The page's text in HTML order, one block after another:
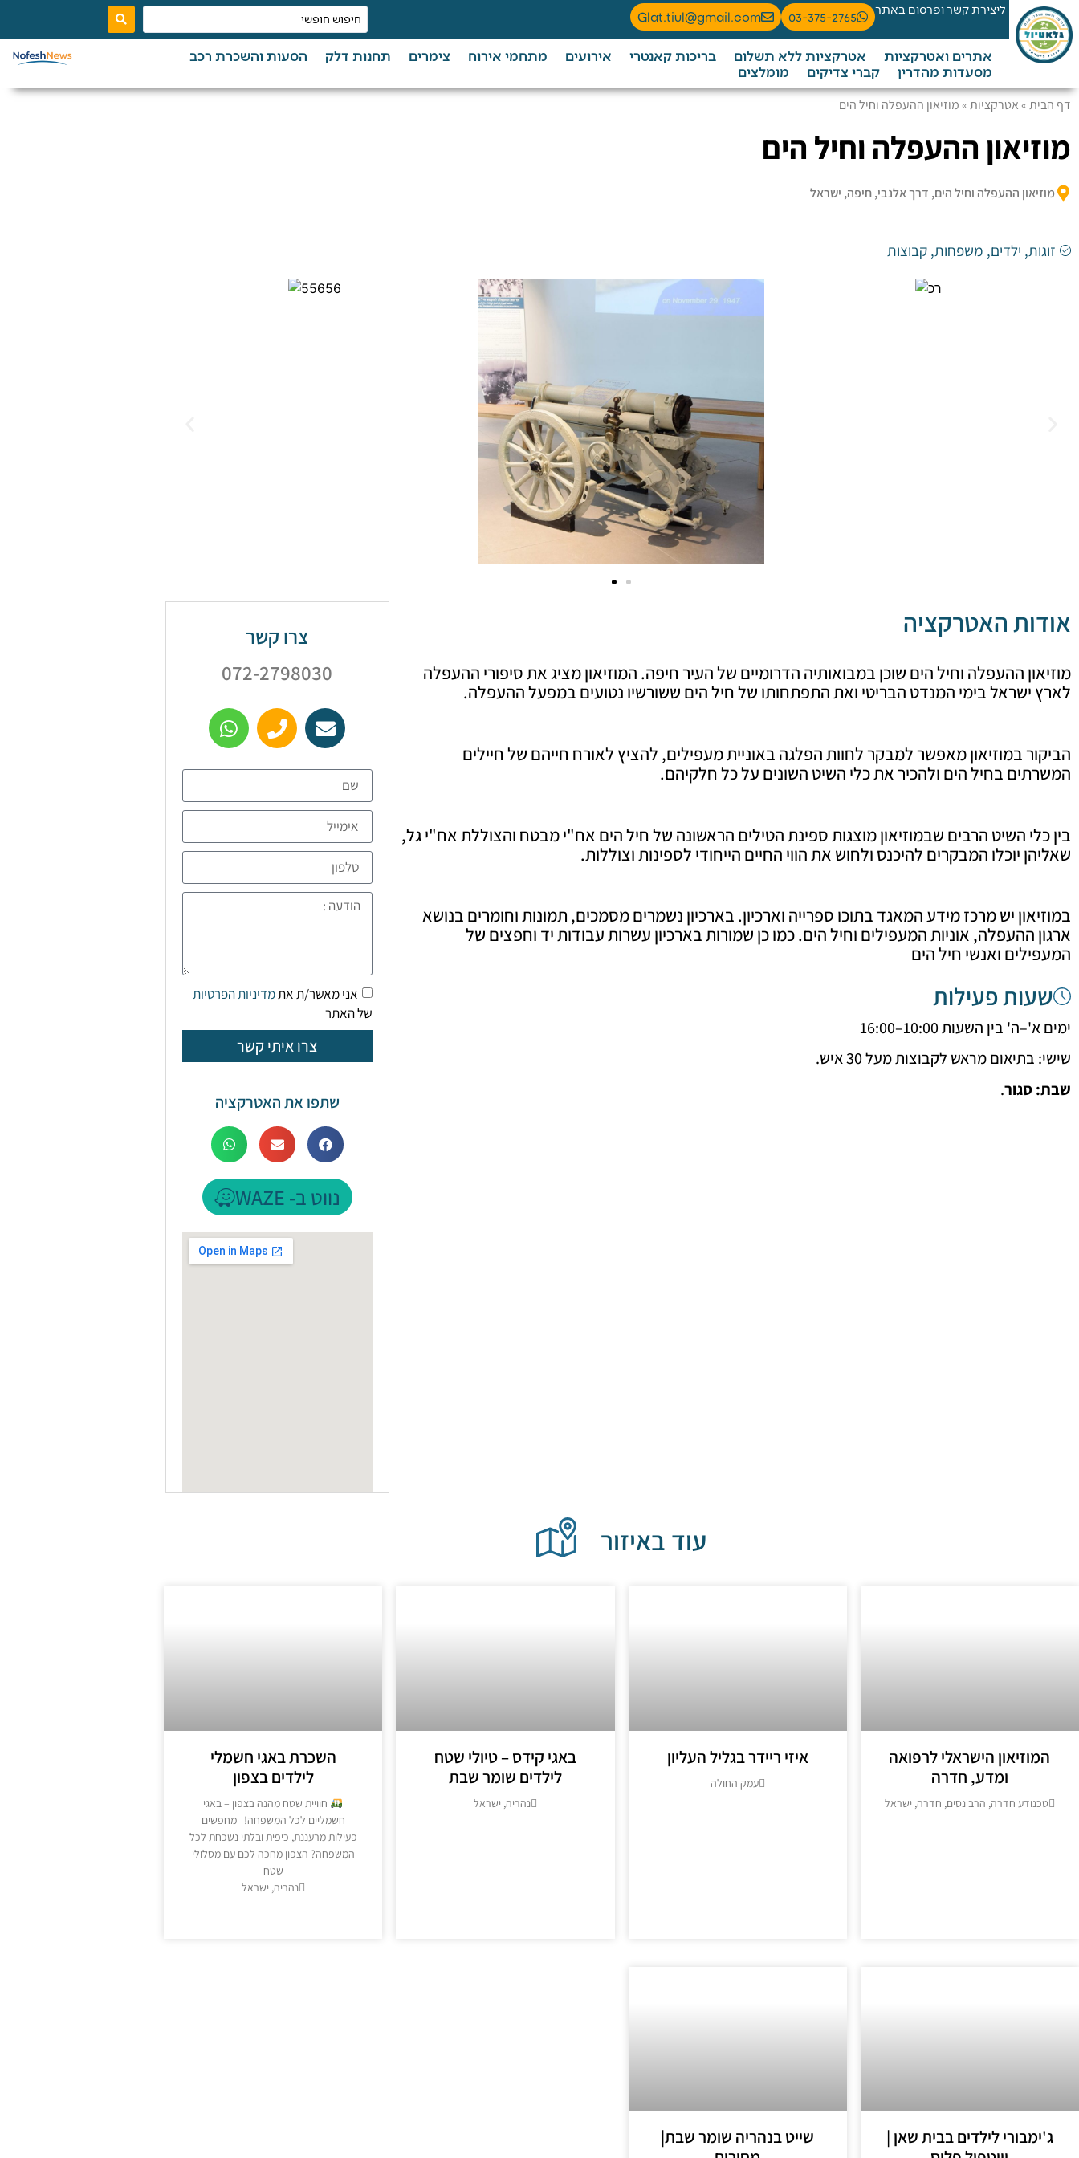
ליצירת קשר ופרסום באתר 03-375-2765
Glat.tiul@gmail.com
אתרים ואטרקציות אטרקציות ללא תשלום בריכות קאנטרי אירועים מתחמי אירוח צימרים תחנות דלק
הסעות והשכרת רכב
מסעדות מהדרין
קברי צדיקים מומלצים
דף הבית»אטרקציות»מוזיאון ההעפלה וחיל הים
מוזיאון ההעפלה וחיל הים
מוזיאון ההעפלה וחיל הים, דרך אלנבי, חיפה, ישראל
זוגות, ילדים, משפחות, קבוצות
אודות האטרקציה
מוזיאון ההעפלה וחיל הים שוכן במבואותיה הדרומיים של העיר חיפה. המוזיאון מציג את סיפורי ההעפלה
לארץ ישראל בימי המנדט הבריטי ואת התפתחותו של חיל הים ששורשיו נטועים במפעל ההעפלה.
הביקור במוזיאון מאפשר למבקר לחוות הפלגה באוניית מעפילים, להציץ לאורח חייהם של חיילים
המשרתים בחיל הים ולהכיר את כלי השיט השונים על כל חלקיהם.
בין כלי השיט הרבים שבמוזיאון מוצגות ספינת הטילים הראשונה של חיל הים אח"י מבטח והצוללת אח"י גל,
שאליהן יוכלו המבקרים להיכנס ולחוש את הווי החיים הייחודי לספינות וצוללות.
במוזיאון יש מרכז מידע המאגד בתוכו ספרייה וארכיון. בארכיון נשמרים מסמכים, תמונות וחומרים בנושא
ארגון ההעפלה, אוניות המעפילים וחיל הים. כמו כן שמורות בארכיון עשרות עבודות יד​ וחפצים של
המעפילים ואנשי חיל הים
שעות פעילות
ימים א'–ה' בין השעות 10:00–16:00
שישי: בתיאום מראש לקבוצות מעל 30 איש.
שבת: סגור.​​
צרו קשר
072-2798030
אני מאשר/ת אתמדיניות הפרטיות
של האתר
צרו איתי קשר
שתפו את האטרקציה
נווט ב- WAZE
עוד באיזור
המוזיאון הישראלי לרפואה
ומדע, חדרה
טכנודע חדרה, הרב נסים, חדרה, ישראל
איזי ריידר בגליל העליון
עמק החולה
באגי קידס – טיולי שטח
לילדים שומר שבת
נהריה, ישראל
השכרת באגי חשמלי
לילדים בצפון
חוויית שטח מהנה בצפון – באגי
חשמליים לכל המשפחה! מחפשים
פעילות מרעננת, כיפית ובלתי נשכחת לכל
המשפחה? הצפון מחכה לכם עם מסלולי
שטח
נהריה, ישראל
ג'ימבורי לילדים בבית שאן |
שייט בנהריה שומר שבת|